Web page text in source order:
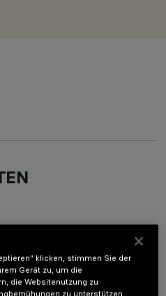
5 optischen Elementen mit
mit hochauflösenden Opti
Thermoplast. Trotz der
klicken, stimmen Sie der
Gerät zu, um die
die Websitenutzung zu
zu unterstützen.